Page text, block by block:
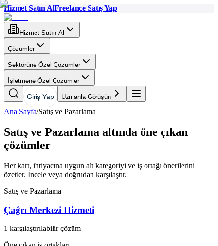
Hizmet Satın AlFreelance Satış Yap
Hizmet Satın Al
Çözümler
Sektörüne Özel Çözümler
İşletmene Özel Çözümler
Giriş Yap Uzmanla Görüşün
Ana Sayfa/Satış ve Pazarlama
Satış ve Pazarlama altında öne çıkan
çözümler
Her kart, ihtiyacına uygun alt kategoriyi ve iş ortağı önerilerini
özetler. İncele veya doğrudan karşılaştır.
Satış ve Pazarlama
Çağrı Merkezi Hizmeti
1 karşılaştırılabilir çözüm